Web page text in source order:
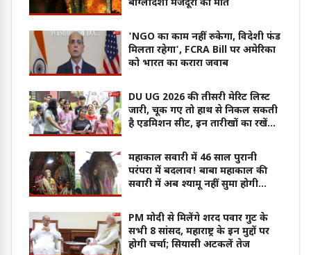
बांग्लादेशी मजदूरों की मौत
'NGO का काम नहीं रुकेगा, विदेशी फंड
मिलता रहेगा', FCRA Bill पर अमेरिका
को भारत का करारा जवाब
DU UG 2026 की तीसरी मेरिट लिस्ट
जारी, चूक गए तो हाथ से निकल सकती
है एडमिशन सीट, इन तारीखों का रखें
महाकाल सवारी में 46 साल पुरानी
परंपरा में बदलाव! बाबा महाकाल की
सवारी में अब श्यामू नहीं सुमा होगी
PM मोदी से मिलेंगे शरद पवार गुट के
सभी 8 सांसद, महाराष्ट्र के इन मुद्दों पर
होगी चर्चा; सियासी अटकलें तेज